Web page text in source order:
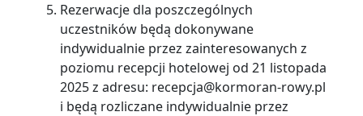
Rezerwacje dla poszczególnych
uczestników będą dokonywane
indywidualnie przez zainteresowanych z
poziomu recepcji hotelowej od 21 listopada
2025 z adresu: recepcja@kormoran-rowy.pl
i będą rozliczane indywidualnie przez